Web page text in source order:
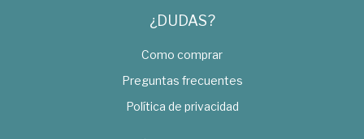
¿DUDAS?
Como comprar
Preguntas frecuentes
Política de privacidad